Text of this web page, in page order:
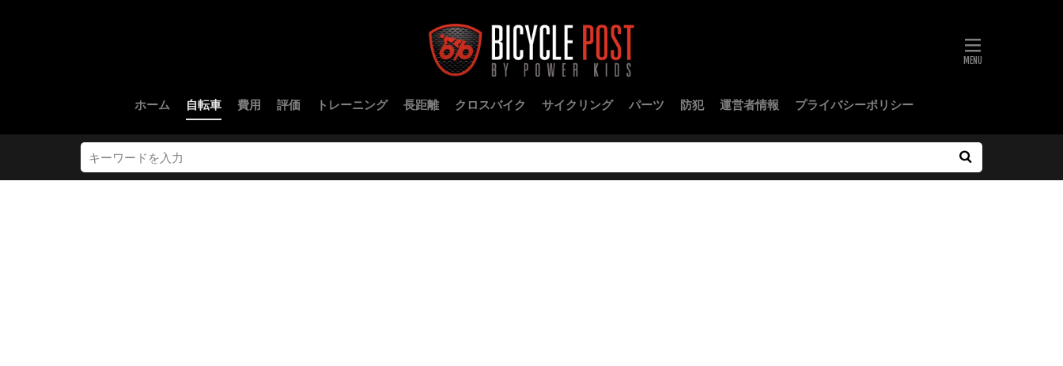
ホーム 自転車 費用 評価 トレーニング 長距離 クロスバイク サイクリング パーツ 防犯 運営者情報 プライバシーポリシー